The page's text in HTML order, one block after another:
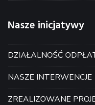
Nasze inicjatywy
DZIAŁALNOŚĆ
NASZE INTERWENCJE
ZREALIZOWANE